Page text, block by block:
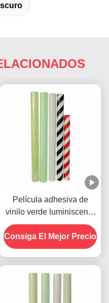
Película adhesiva de
vinilo verde luminiscente
auto brillante en la
oscuridad para
señalización de
Consiga El Mejor Precio